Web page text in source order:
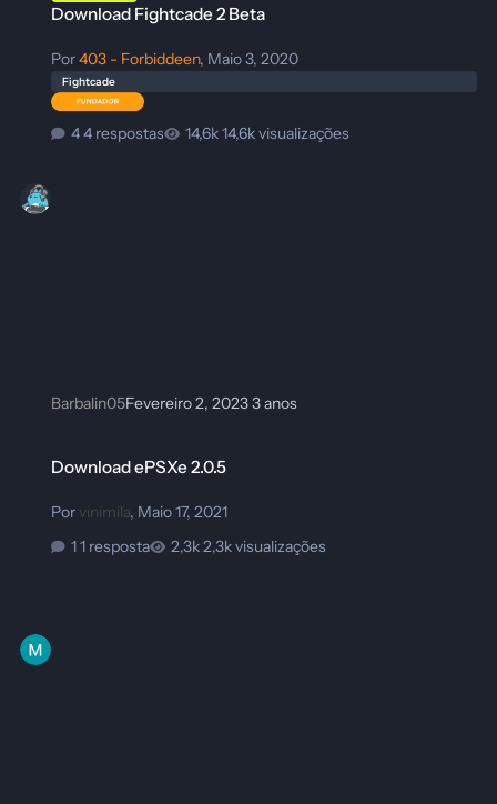
Download Fightcade 2 Beta
Por403 - Forbiddeen, Maio 3, 2020
Fightcade
4 respostas 14,6k visualizações
Barbalin05Fevereiro 2, 20233 anos
Download ePSXe 2.0.5
Por vinimila, Maio 17, 2021
1 resposta
2,3k visualizações